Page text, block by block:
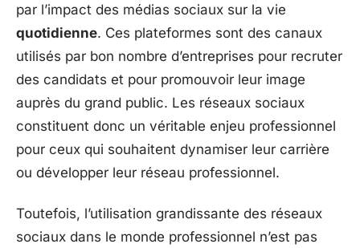
par l’impact des médias sociaux sur la vie
quotidienne. Ces plateformes sont des canaux
utilisés par bon nombre d’entreprises pour recruter
des candidats et pour promouvoir leur image
auprès du grand public. Les réseaux sociaux
constituent donc un véritable enjeu professionnel
pour ceux qui souhaitent dynamiser leur carrière
ou développer leur réseau professionnel.
Toutefois, l’utilisation grandissante des réseaux
sociaux dans le monde professionnel n’est pas